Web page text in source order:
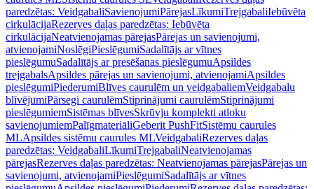
paredzētas: VeidgabaliSavienojumiPārejasLīkumiTrejgabaliIebūvēta
cirkulācijaRezerves daļas paredzētas: Iebūvēta
cirkulācijaNeatvienojamas pārejasPārejas un savienojumi,
atvienojamiNoslēgiPieslēgumiSadalītājs ar vītnes
pieslēgumuSadalītājs ar presēšanas pieslēgumuApsildes
trejgabalsApsildes pārejas un savienojumi, atvienojamiApsildes
pieslēgumiPiederumiBlīves caurulēm un veidgabaliemVeidgabalu
blīvējumiPārsegi caurulēmStiprinājumi caurulēmStiprinājumi
pieslēgumiemSistēmas blīvesSkrūvju komplekti atloku
savienojumiemPalīgmateriāliGeberit PushFitSistēmu caurules
MLApsildes sistēmu caurules MLVeidgabaliRezerves daļas
paredzētas: VeidgabaliLīkumiTrejgabaliNeatvienojamas
pārejasRezerves daļas paredzētas: Neatvienojamas pārejasPārejas un
savienojumi, atvienojamiPieslēgumiSadalītājs ar vītnes